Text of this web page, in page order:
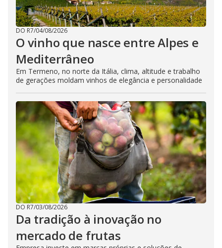
DO R7/04/08/2026
O vinho que nasce entre Alpes e
Mediterrâneo
Em Termeno, no norte da Itália, clima, altitude e trabalho
de gerações moldam vinhos de elegância e personalidade
DO R7/03/08/2026
Da tradição à inovação no
mercado de frutas